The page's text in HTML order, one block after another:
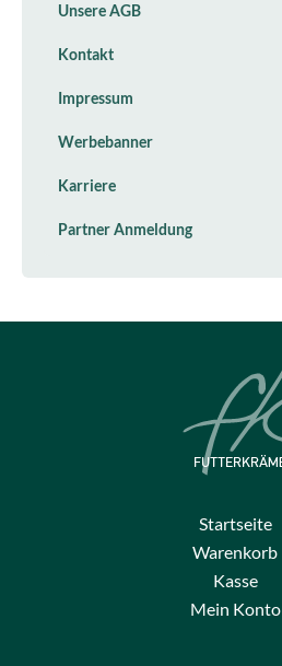
Unsere AGB
Kontakt
Impressum
Werbebanner
Karriere
Partner Anmeldung
Startseite
Warenkorb
Kasse
Mein Konto